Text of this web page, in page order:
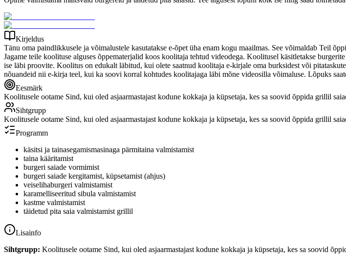
Kirjeldus
Tänu oma paindlikkusele ja võimalustele kasutatakse e-õpet üha enam kogu maailmas. See võimaldab Teil
Jagame teile koolituse alguses õppematerjalid koos koolitaja tehtud videodega. Koolitusel käsitletakse
ise läbi proovite. Koolitus on edukalt läbitud, kui olete saatnud koolitaja e-kirjale oma burksidest või
nõuandeid nii e-kirja teel, kui ka soovi korral kohtudes koolitajaga läbi mõne videosilla võimaluse. Lõpuks
Eesmärk
Koolitusele ootame Sind, kui oled asjaarmastajast kodune kokkaja ja küpsetaja, kes sa soovid õppida grillil
Sihtgrupp
Koolitusele ootame Sind, kui oled asjaarmastajast kodune kokkaja ja küpsetaja, kes sa soovid õppida grillil
Programm
käsitsi ja tainasegamismasinaga pärmitaina valmistamist
taina kääritamist
burgeri saiade vormimist
burgeri saiade kergitamist, küpsetamist (ahjus)
veiselihaburgeri valmistamist
karamelliseeritud sibula valmistamist
kastme valmistamist
täidetud pita saia valmistamist grillil
Lisainfo
Sihtgrupp: Koolitusele ootame Sind, kui oled asjaarmastajast kodune kokkaja ja küpsetaja, kes sa soovid